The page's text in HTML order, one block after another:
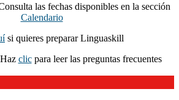
las fechas disponibles en la sección
Calendario
si quieres preparar Linguaskill
clicpara leer las preguntas frecuentes